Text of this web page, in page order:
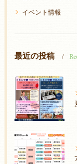
イベント情報
最近の投稿